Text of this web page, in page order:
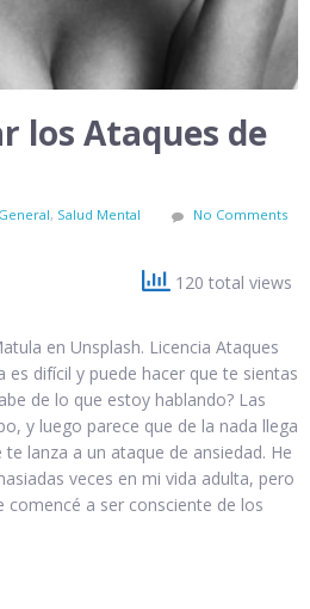
los Ataques de
General, Salud Mental No Comments
120 total views
en Unsplash. Licencia Ataques
es difícil y puede hacer que te sientas
de lo que estoy hablando? Las
y luego parece que de la nada llega
lanza a un ataque de ansiedad. He
veces en mi vida adulta, pero
a ser consciente de los